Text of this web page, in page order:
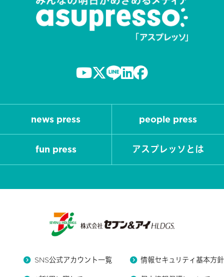
news press people press
fun press アスプレッソとは
SNS公式アカウント一覧 情報セキュリティ基本方針